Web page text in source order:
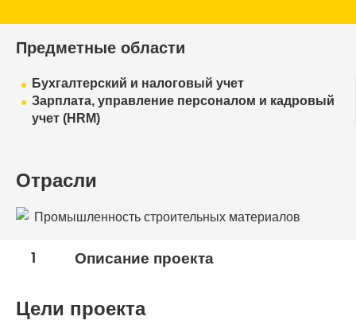
Предметные области
Бухгалтерский и налоговый учет
Зарплата, управление персоналом и кадровый
учет (HRM)
Отрасли
Промышленность строительных материалов
1 Описание проекта
Цели проекта